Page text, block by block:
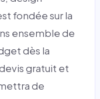
fondée sur la
ensemble de
dès la
gratuit et
de